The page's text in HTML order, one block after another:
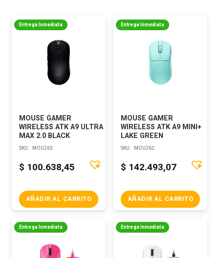
Entrega Inmediata
MOUSE GAMER
WIRELESS ATK A9 ULTRA
MAX 2.0 BLACK
SKU: MOU263
$ 100.638,45
AÑADIR AL CARRITO
Entrega Inmediata
MOUSE GAMER
WIRELESS ATK A9 MINI+
LAKE GREEN
SKU: MOU262
$ 142.493,07
AÑADIR AL CARRITO
Entrega Inmediata Entrega Inmediata